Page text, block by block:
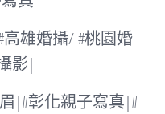
高雄婚攝/#桃園婚
影|
|#彰化親子寫真|#